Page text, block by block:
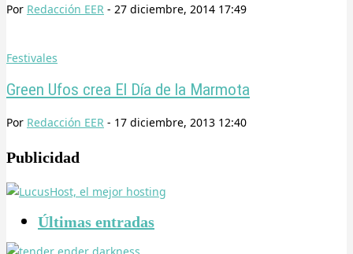
Por Redacción EER - 27 diciembre, 2014 17:49
Festivales
Green Ufos crea El Día de la Marmota
Por Redacción EER - 17 diciembre, 2013 12:40
Publicidad
Últimas entradas